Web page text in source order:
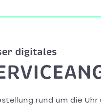
digitales
rund um die